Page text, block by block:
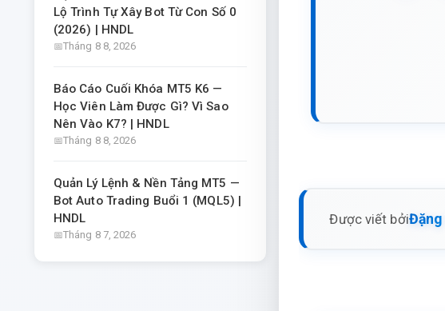
Lộ Trình Tự Xây Bot Từ Con Số 0
(2026) | HNDL
Tháng 8 8, 2026
Báo Cáo Cuối Khóa MT5 K6 —
Học Viên Làm Được Gì? Vì Sao
Nên Vào K7? | HNDL
Tháng 8 8, 2026
Quản Lý Lệnh & Nền Tảng MT5 —
Bot Auto Trading Buổi 1 (MQL5) |
HNDL
Tháng 8 7, 2026
Được viết bởiĐặng